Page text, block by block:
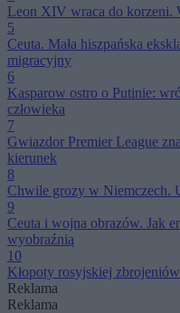
Leon XIV wraca do korzeni.
5
Ceuta. Mała hiszpańska
migracyjny
6
Kasparow ostro o Putinie:
człowieka
7
Gwiazdor Premier League
kierunek
8
Chwile grozy w Niemczech.
9
Ceuta i wojna obrazów. Jak
wyobraźnią
10
Kłopoty rosyjskiej
Reklama
Reklama